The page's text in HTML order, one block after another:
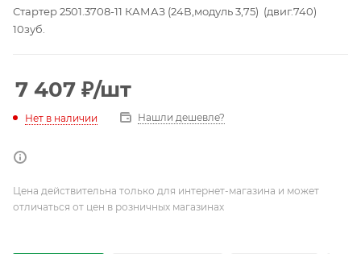
Стартер 2501.3708-11 КАМАЗ (24В,модуль 3,75) (двиг.740)
10зуб.
7 407 ₽/шт
Нет в наличии Нашли дешевле?
Цена действительна только для интернет-магазина и может
отличаться от цен в розничных магазинах